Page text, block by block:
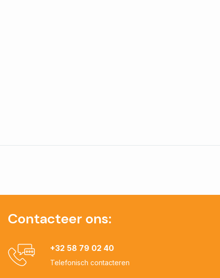
Contacteer ons:
+32 58 79 02 40
Telefonisch contacteren